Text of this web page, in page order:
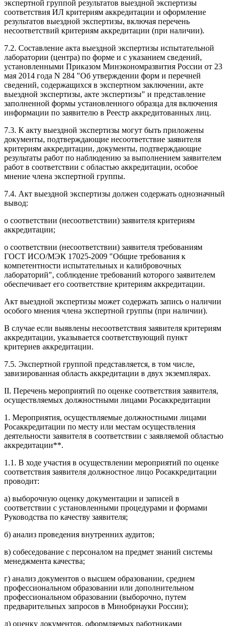
экспертной группой результатов выездной экспертизы
соответствия ИЛ критериям аккредитации и оформление
результатов выездной экспертизы, включая перечень
несоответствий критериям аккредитации (при наличии).
7.2. Составление акта выездной экспертизы испытательной
лаборатории (центра) по форме и с указанием сведений,
установленными Приказом Минэкономразвития России от 23
мая 2014 года N 284 "Об утверждении форм и перечней
сведений, содержащихся в экспертном заключении, акте
выездной экспертизы, акте экспертизы" и представление
заполненной формы установленного образца для включения
информации по заявителю в Реестр аккредитованных лиц.
7.3. К акту выездной экспертизы могут быть приложены
документы, подтверждающие несоответствие заявителя
критериям аккредитации, документы, подтверждающие
результаты работ по наблюдению за выполнением заявителем
работ в соответствии с областью аккредитации, особое
мнение члена экспертной группы.
7.4. Акт выездной экспертизы должен содержать однозначный
вывод:
о соответствии (несоответствии) заявителя критериям
аккредитации;
о соответствии (несоответствии) заявителя требованиям
ГОСТ ИСО/МЭК 17025-2009 "Общие требования к
компетентности испытательных и калибровочных
лабораторий", соблюдение требований которого заявителем
обеспечивает его соответствие критериям аккредитации.
Акт выездной экспертизы может содержать запись о наличии
особого мнения члена экспертной группы (при наличии).
В случае если выявлены несоответствия заявителя критериям
аккредитации, указывается соответствующий пункт
критериев аккредитации.
7.5. Экспертной группой представляется, в том числе,
завизированная область аккредитации в двух экземплярах.
II. Перечень мероприятий по оценке соответствия заявителя,
осуществляемых должностными лицами Росаккредитации
1. Мероприятия, осуществляемые должностными лицами
Росаккредитации по месту или местам осуществления
деятельности заявителя в соответствии с заявляемой областью
аккредитации**.
1.1. В ходе участия в осуществлении мероприятий по оценке
соответствия заявителя должностное лицо Росаккредитации
проводит:
а) выборочную оценку документации и записей в
соответствии с установленными процедурами и формами
Руководства по качеству заявителя;
б) анализ проведения внутренних аудитов;
в) собеседование с персоналом на предмет знаний системы
менеджмента качества;
г) анализ документов о высшем образовании, среднем
профессиональном образовании или дополнительном
профессиональном образовании (выборочно, путем
предварительных запросов в Минобрнауки России);
д) оценку документов, оформляемых работниками